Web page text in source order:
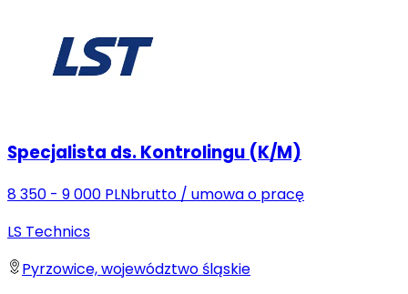
Specjalista ds. Kontrolingu (K/M)
8 350 - 9 000 PLNbrutto / umowa o pracę
LS Technics
Pyrzowice, województwo śląskie